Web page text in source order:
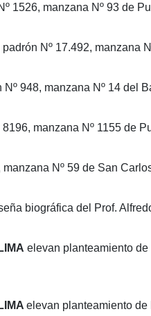
1526, manzana Nº 93 de
Nº 17.492, manzana
948, manzana Nº 14 del
manzana Nº 1155 de
Nº 59 de San
biográfica del Prof.
elevan planteamiento
elevan planteamiento